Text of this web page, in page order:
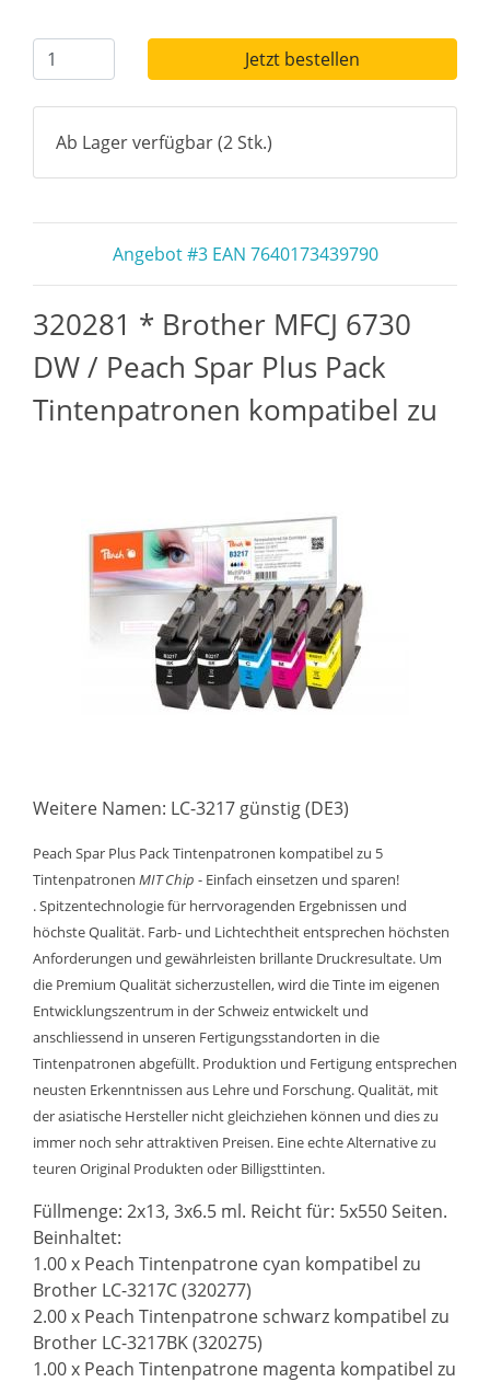
Jetzt bestellen
Ab Lager verfügbar (2 Stk.)
Angebot #3 EAN 7640173439790
320281 * Brother MFCJ 6730
DW / Peach Spar Plus Pack
Tintenpatronen kompatibel zu
Weitere Namen: LC-3217 günstig (DE3)
Peach Spar Plus Pack Tintenpatronen kompatibel zu 5
Tintenpatronen MIT Chip - Einfach einsetzen und sparen!
. Spitzentechnologie für herrvoragenden Ergebnissen und
höchste Qualität. Farb- und Lichtechtheit entsprechen höchsten
Anforderungen und gewährleisten brillante Druckresultate. Um
die Premium Qualität sicherzustellen, wird die Tinte im eigenen
Entwicklungszentrum in der Schweiz entwickelt und
anschliessend in unseren Fertigungsstandorten in die
Tintenpatronen abgefüllt. Produktion und Fertigung entsprechen
neusten Erkenntnissen aus Lehre und Forschung. Qualität, mit
der asiatische Hersteller nicht gleichziehen können und dies zu
immer noch sehr attraktiven Preisen. Eine echte Alternative zu
teuren Original Produkten oder Billigsttinten.
Füllmenge: 2x13, 3x6.5 ml. Reicht für: 5x550 Seiten.
Beinhaltet:
1.00 x Peach Tintenpatrone cyan kompatibel zu
Brother LC-3217C (320277)
2.00 x Peach Tintenpatrone schwarz kompatibel zu
Brother LC-3217BK (320275)
1.00 x Peach Tintenpatrone magenta kompatibel zu